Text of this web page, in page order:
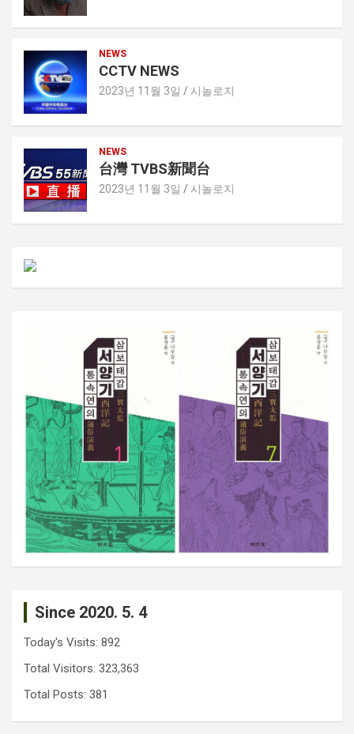
NEWS
CCTV NEWS
2023년 11월 3일 시놀로지
NEWS
台灣 TVBS新聞台
2023년 11월 3일 시놀로지
Since 2020. 5. 4
Today's Visits: 892
Total Visitors: 323,363
Total Posts: 381